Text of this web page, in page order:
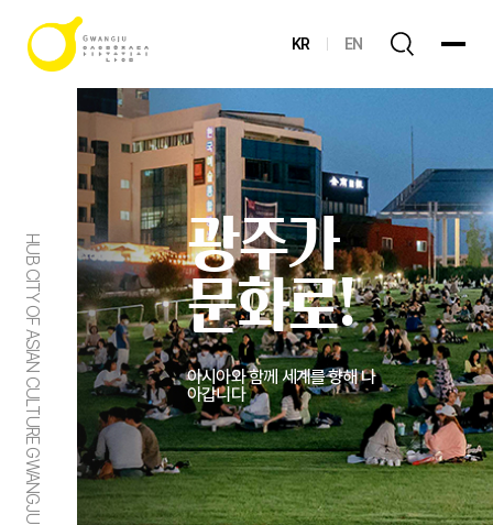
KR EN
HUB CITY OF ASIAN CULTURE GWANGJU
광주가
문화로!
아시아와 함께 세계를 향해 나
아갑니다